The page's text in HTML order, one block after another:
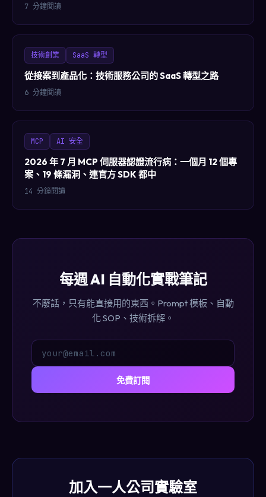
7 分鐘閱讀
技術創業 SaaS 轉型
從接案到產品化：技術服務公司的 SaaS 轉型之路
6 分鐘閱讀
MCP AI 安全
2026 年 7 月 MCP 伺服器認證流行病：一個月 12 個專
案、19 條漏洞、連官方 SDK 都中
14 分鐘閱讀
每週 AI 自動化實戰筆記
不廢話，只有能直接用的東西。Prompt 模板、自動
化 SOP、技術拆解。
免費訂閱
加入一人公司實驗室